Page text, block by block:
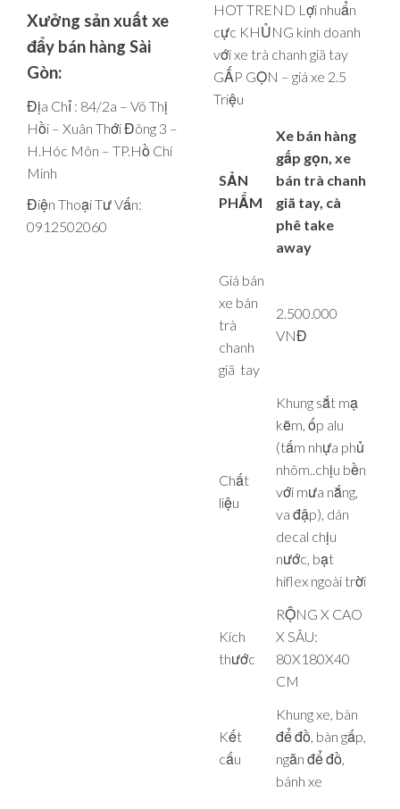
Xưởng sản xuất xe
đẩy bán hàng Sài
Gòn:
Địa Chỉ : 84/2a – Võ Thị
Hồi – Xuân Thới Đông 3 –
H.Hóc Môn – TP.Hồ Chí
Minh
Điện Thoại Tư Vấn:
0912502060
HOT TREND Lợi nhuẩn
cực KHỦNG kinh doanh
với xe trà chanh giã tay
GẤP GỌN – giá xe 2.5
Triệu
SẢN
PHẨM
Xe bán hàng
gấp gọn, xe
bán trà chanh
giã tay, cà
phê take
away
Giá bán
xe bán
trà
chanh
giã tay
2.500.000
VNĐ
Chất
liệu
Khung sắt mạ
kẽm, ốp alu
(tấm nhựa phủ
nhôm..chịu bền
với mưa nắng,
va đập), dán
decal chịu
nước, bạt
hiflex ngoài trời
Kích
thước
RỘNG X CAO
X SÂU:
80X180X40
CM
Kết
cấu
Khung xe, bàn
để đồ, bàn gấp,
ngăn để đồ,
bánh xe